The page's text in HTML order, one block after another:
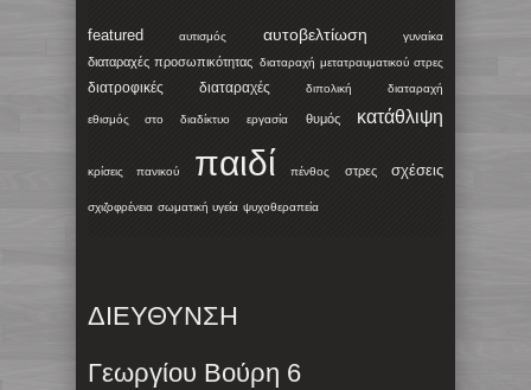
featured αυτισμός αυτοβελτίωση γυναίκα
διαταραχές προσωπικότητας διαταραχή μετατραυματικού στρες
διατροφικές διαταραχές διπολική διαταραχή
εθισμός στο διαδίκτυο εργασία θυμός κατάθλιψη
κρίσεις πανικού παιδί πένθος στρες σχέσεις
σχιζοφρένεια σωματική υγεία ψυχοθεραπεία
ΔΙΕΥΘΥΝΣΗ
Γεωργίου Βούρη 6